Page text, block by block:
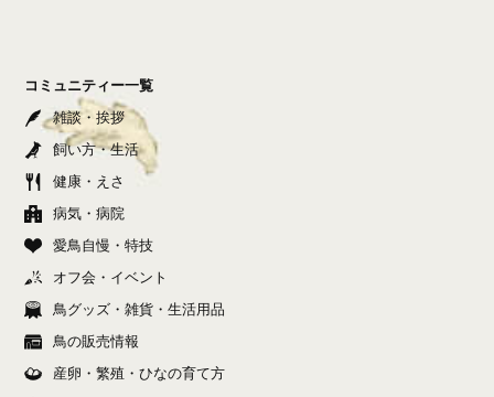
コミュニティー一覧
雑談・挨拶
飼い方・生活
健康・えさ
病気・病院
愛鳥自慢・特技
オフ会・イベント
鳥グッズ・雑貨・生活用品
鳥の販売情報
産卵・繁殖・ひなの育て方